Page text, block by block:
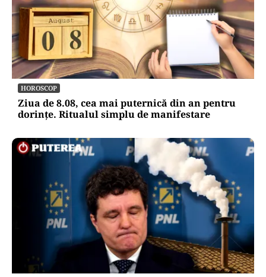
HOROSCOP
Ziua de 8.08, cea mai puternică din an pentru
dorințe. Ritualul simplu de manifestare